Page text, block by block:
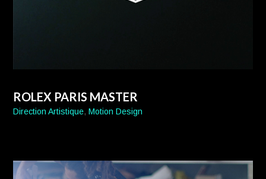
ROLEX PARIS MASTER
Direction Artistique,Motion Design